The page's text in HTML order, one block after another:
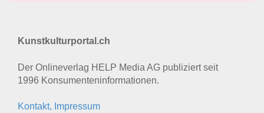
Kunstkulturportal.ch
Der Onlineverlag HELP Media AG publiziert seit
1996 Konsumenten­informationen.
Kontakt, Impressum